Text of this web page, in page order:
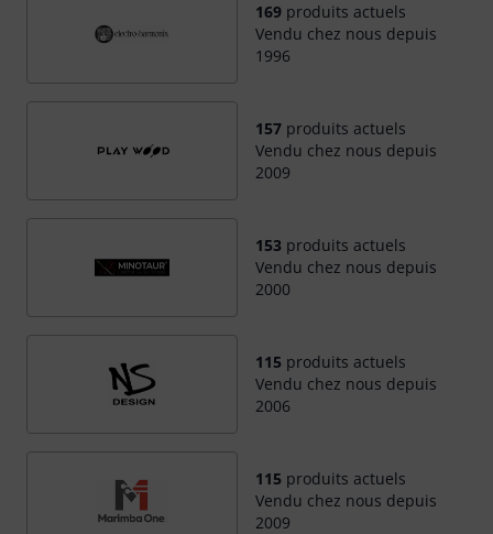
169produits actuels
Vendu chez nous depuis
1996
157produits actuels
Vendu chez nous depuis
2009
153produits actuels
Vendu chez nous depuis
2000
115 produits actuels
Vendu chez nous depuis
2006
115 produits actuels
Vendu chez nous depuis
2009